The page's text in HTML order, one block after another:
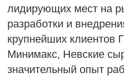
лидирующих мест на
разработки и
крупнейших клиентов
Минимакс, Невские
значительный опыт